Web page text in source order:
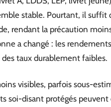
stable. Pourtant, il suffit
rendant la précaution
a changé : les
taux durablement faibles.
visibles, parfois sous-
soi-disant protégés